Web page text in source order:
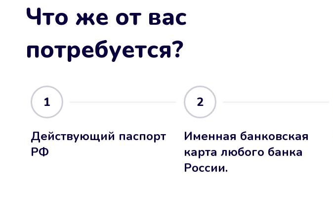
Что же от вас
потребуется?
1
Действующий паспорт
РФ
2
Именная банковская
карта любого банка
России.